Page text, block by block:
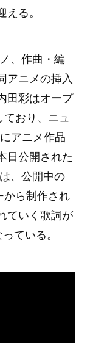
る。
、作曲・編
アニメの挿入
田彩はオープ
おり、ニュ
アニメ作品
日公開された
、公開中の
から制作され
ていく歌詞が
ている。